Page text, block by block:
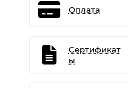
Оплата
Сертификат
ы